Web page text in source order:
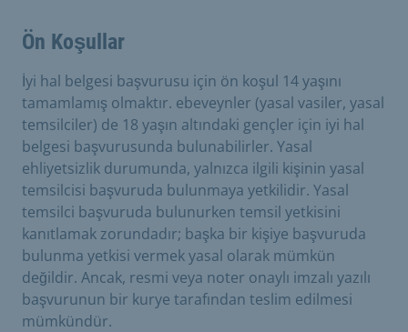
Ön Koşullar
İyi hal belgesi başvurusu için ön koşul 14 yaşını
tamamlamış olmaktır. ebeveynler (yasal vasiler, yasal
temsilciler) de 18 yaşın altındaki gençler için iyi hal
belgesi başvurusunda bulunabilirler. Yasal
ehliyetsizlik durumunda, yalnızca ilgili kişinin yasal
temsilcisi başvuruda bulunmaya yetkilidir. Yasal
temsilci başvuruda bulunurken temsil yetkisini
kanıtlamak zorundadır; başka bir kişiye başvuruda
bulunma yetkisi vermek yasal olarak mümkün
değildir. Ancak, resmi veya noter onaylı imzalı yazılı
başvurunun bir kurye tarafından teslim edilmesi
mümkündür.